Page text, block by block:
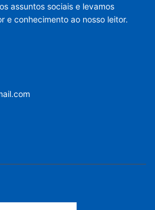
assuntos sociais e levamos
e conhecimento ao nosso leitor.